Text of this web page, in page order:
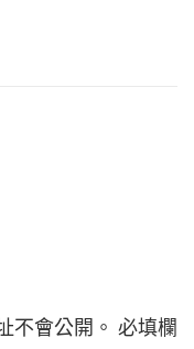
不會公開。 必填欄